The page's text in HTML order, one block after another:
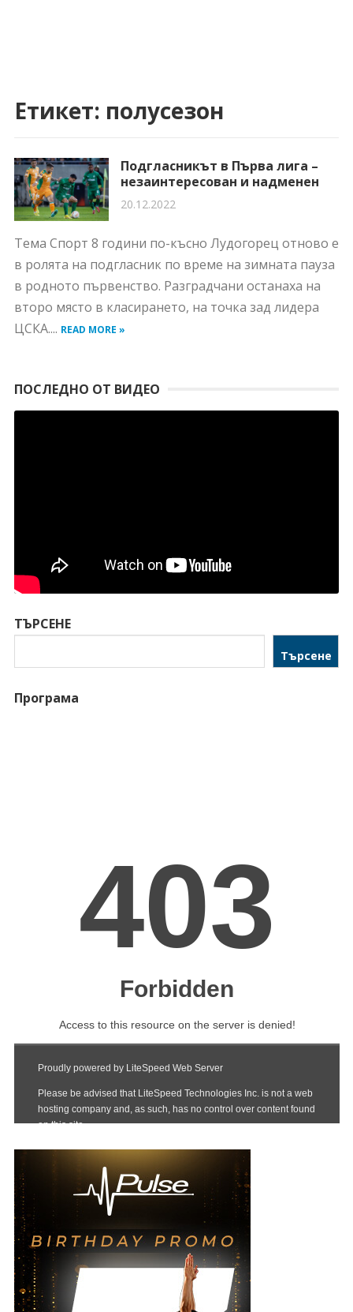
Етикет: полусезон
Подгласникът в Първа лига –
незаинтересован и надменен
20.12.2022
Тема Спорт 8 години по-късно Лудогорец отново е
в ролята на подгласник по време на зимната пауза
в родното първенство. Разградчани останаха на
второ място в класирането, на точка зад лидера
ЦСКА.... READ MORE »
ПОСЛЕДНО ОТ ВИДЕО
ТЪРСЕНЕ
Търсене
Програма